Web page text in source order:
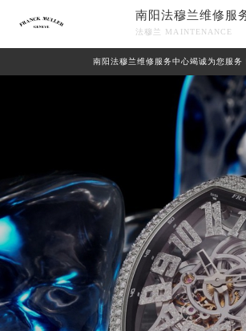
南阳法穆兰维修服
法穆兰 MAINTENANCE
南阳法穆兰维修服务中心竭诚为您服务
心介绍 联系我们